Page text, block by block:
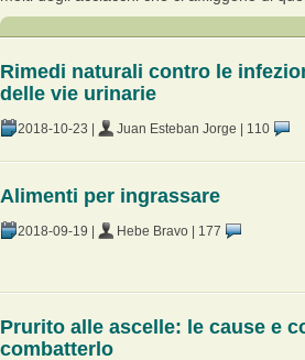
Rimedi naturali contro le
delle vie urinarie
2018-10-23 Juan Esteban Jorge 110
Alimenti per ingrassare
2018-09-19 Hebe Bravo 177
Prurito alle ascelle: le cause e
combatterlo